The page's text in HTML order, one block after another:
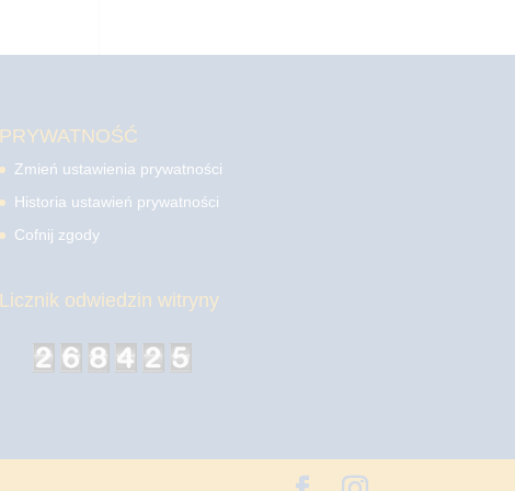
PRYWATNOŚĆ
Zmień ustawienia prywatności
Historia ustawień prywatności
Cofnij zgody
Licznik odwiedzin witryny